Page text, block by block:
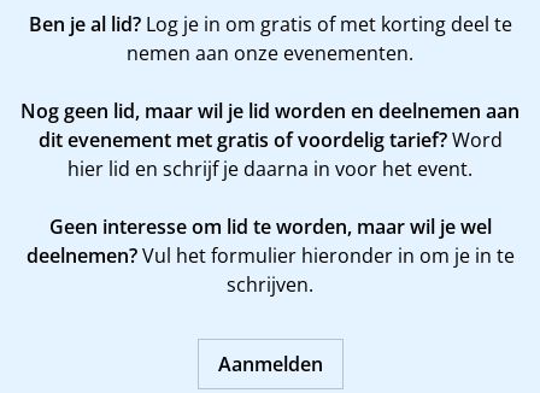
Ben je al lid?Log je in om gratis of met korting deel te
nemen aan onze evenementen.
Nog geen lid, maar wil je lid worden en deelnemen aan
dit evenement met gratis of voordelig tarief?Word
hier lid en schrijf je daarna in voor het event.
Geen interesse om lid te worden, maar wil je wel
deelnemen?Vul het formulier hieronder in om je in te
schrijven.
Aanmelden